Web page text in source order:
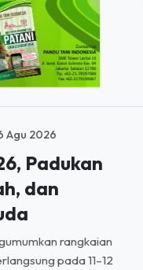
Agu 2026
Padukan
dan
rangkaian
pada 11–12